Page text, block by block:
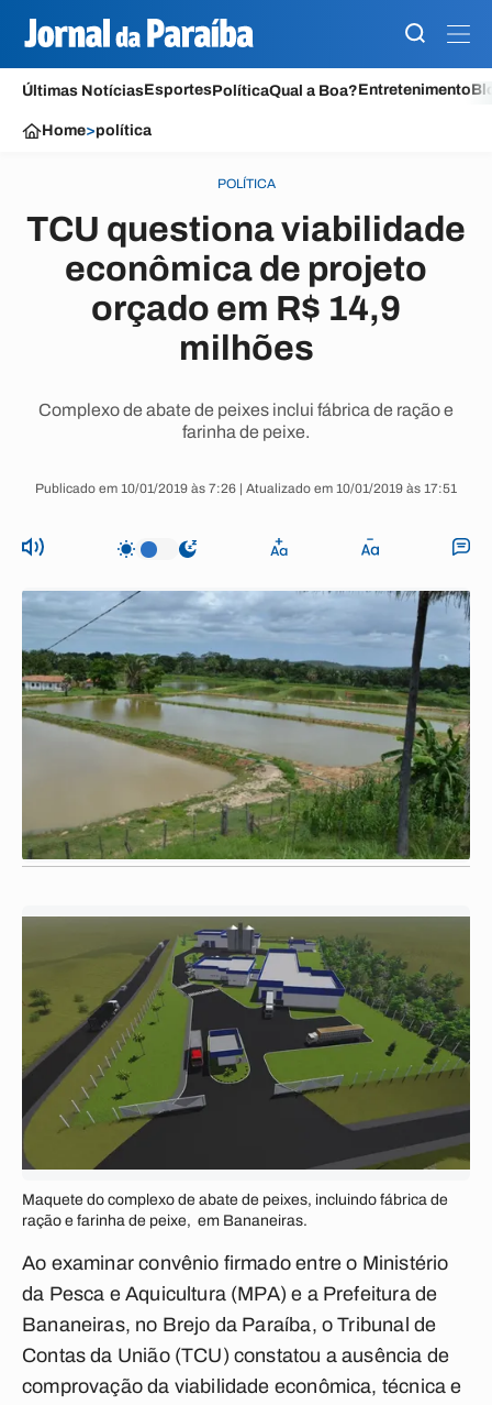
Últimas NotíciasEsportesPolíticaQual a Boa?Entretenimento
Home>política
POLÍTICA
TCU questiona viabilidade
econômica de projeto
orçado em R$ 14,9
milhões
Complexo de abate de peixes inclui fábrica de ração e
farinha de peixe.
Publicado em 10/01/2019 às 7:26 | Atualizado em 10/01/2019 às 17:51
Maquete do complexo de abate de peixes, incluindo fábrica de
ração e farinha de peixe, em Bananeiras.
Ao examinar convênio firmado entre o Ministério
da Pesca e Aquicultura (MPA) e a Prefeitura de
Bananeiras, no Brejo da Paraíba, o Tribunal de
Contas da União (TCU) constatou a ausência de
comprovação da viabilidade econômica, técnica e